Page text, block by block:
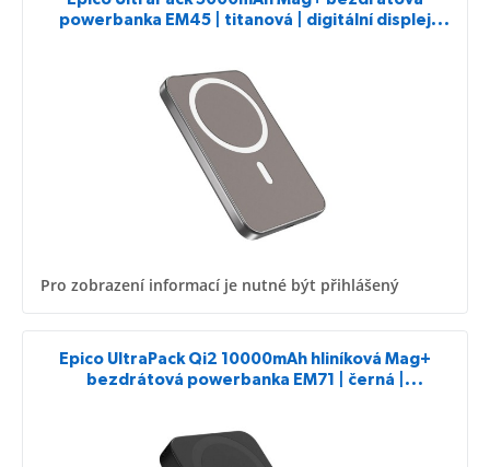
powerbanka EM45 | titanová | digitální displej
Pro zobrazení informací je nutné být přihlášený
Epico UltraPack Qi2 10000mAh hliníková Mag+
bezdrátová powerbanka EM71 | černá |